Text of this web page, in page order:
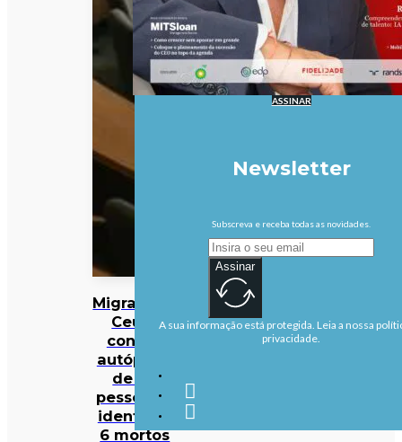
Migrações:
Ceuta
conclui
autópsias
de 82
pessoas e
identifica
6 mortos
ASSINAR
Newsletter
Subscreva e receba todas as novidades.
Assinar
A sua informação está protegida. Leia a nossa
privacidade.